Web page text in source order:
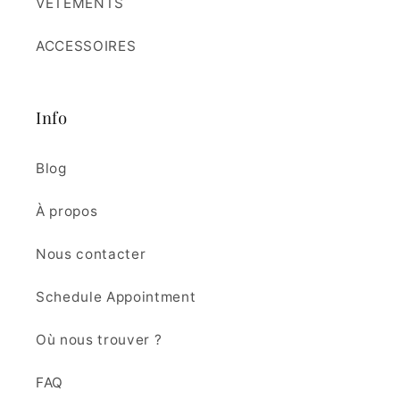
VÊTEMENTS
ACCESSOIRES
Info
Blog
À propos
Nous contacter
Schedule Appointment
Où nous trouver ?
FAQ